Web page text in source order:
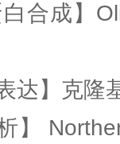
白合成】
达】克
】